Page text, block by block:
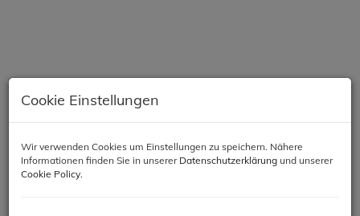
Objektbeschreibung
Cookie Einstellungen
Wir verwenden Cookies um Einstellungen zu speichern. Nähere
Informationen finden Sie in unserer Datenschutzerklärung und unserer
Cookie Policy.